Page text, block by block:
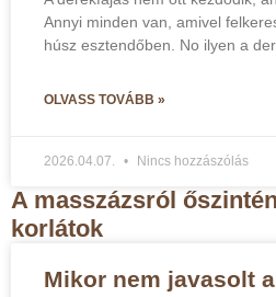
Annyi minden van, amivel
húsz esztendőben. No ilyen a
OLVASS TOVÁBB »
2026.04.07. Nincs hozzászólás
A masszázsról
korlátok
Mikor nem javasolt